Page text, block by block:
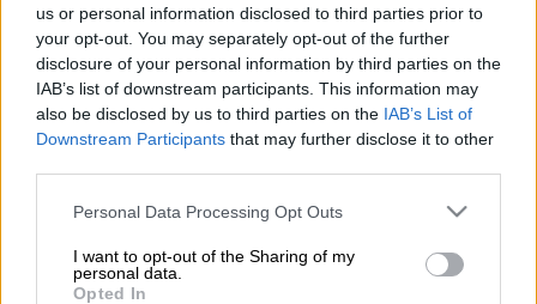
us or personal information disclosed to third parties prior to
your opt-out. You may separately opt-out of the further
disclosure of your personal information by third parties on the
IAB’s list of downstream participants. This information may
also be disclosed by us to third parties on the IAB’s List of
Downstream Participants that may further disclose it to other
Please note that this website/app uses one or more Google
not limited to your visit or usage behaviour. You may click to
grant or deny consent to Google and its third-party tags to
Personal Data Processing Opt Outs
I want to opt-out of the Sharing of my
personal data.
Opted In
Προσθέστε το ΕΘΝΟΣ στη Google
Εκτός ελέγχου είναι η κατάσταση στηΛέσβο
καθώς οι πληροφορίες αναφέρουν πως
κάτοικοι του νησιού παρεμποδίζουν το
οργανώσης Proactiva να προσεγγίσει το
λιμάνι της Σκάλας Συκαμνιάς.